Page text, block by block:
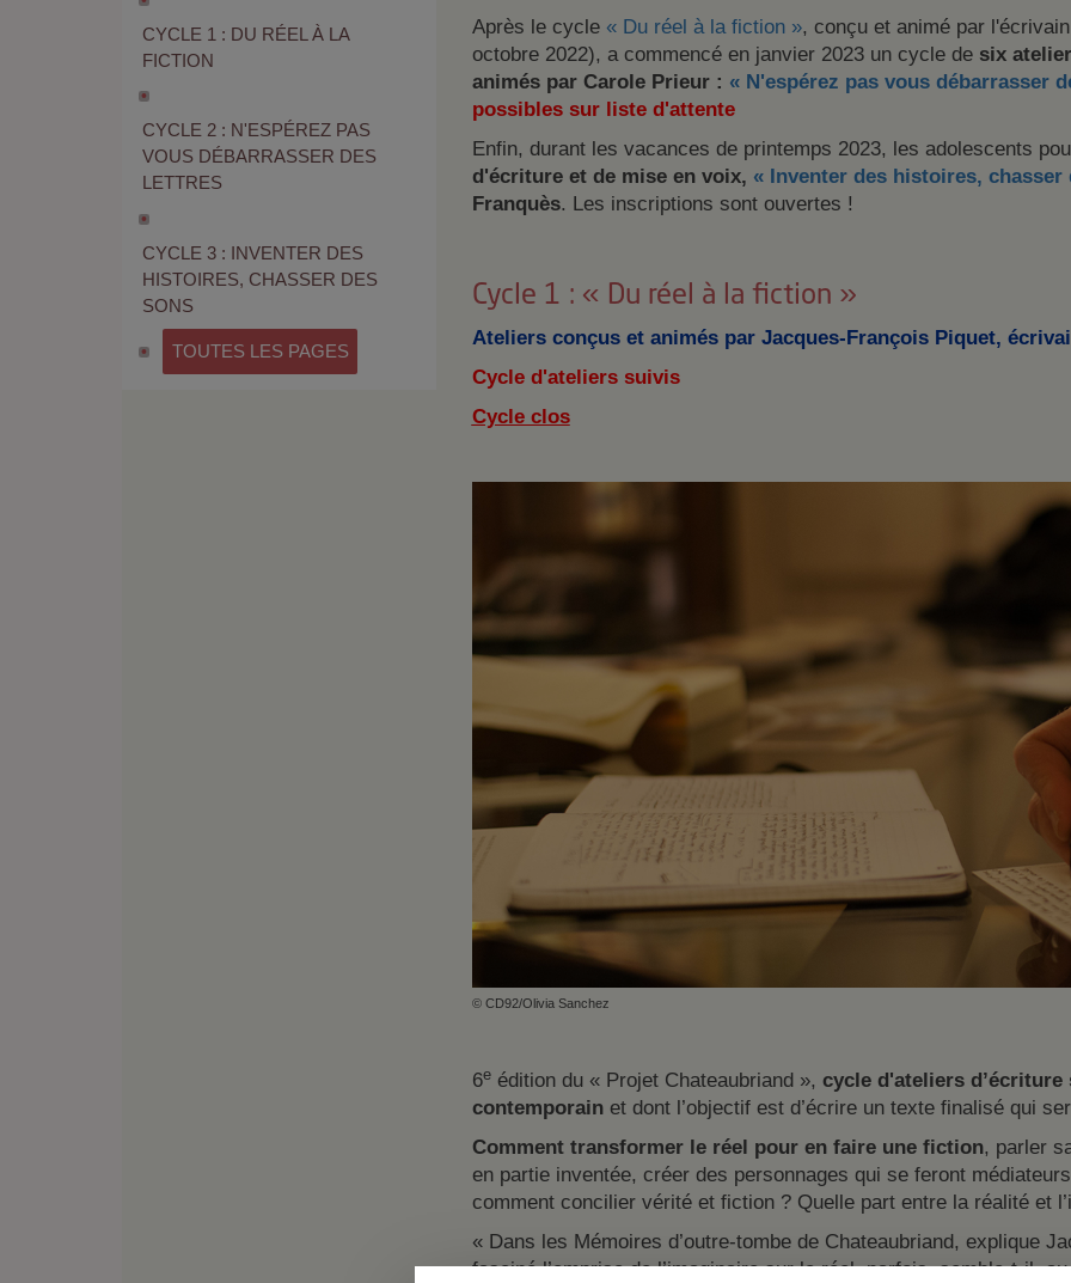
CYCLE 1 : DU RÉEL À LA
FICTION
CYCLE 2 : N'ESPÉREZ PAS
VOUS DÉBARRASSER DES
LETTRES
CYCLE 3 : INVENTER DES
HISTOIRES, CHASSER DES
SONS
TOUTES LES PAGES
Après le cycle « Du réel à la fiction », conçu et animé par
octobre 2022), a commencé en janvier 2023 un cycle de six
animés par Carole Prieur : « N'espérez pas vous débarrasser
possibles sur liste d'attente
Enfin, durant les vacances de printemps 2023, les adolescents
d'écriture et de mise en voix, « Inventer des histoires, chasser
Franquès. Les inscriptions sont ouvertes !
Cycle 1 : « Du réel à la fiction »
Ateliers conçus et animés par Jacques-François Piquet,
Cycle d'ateliers suivis
Cycle clos
© CD92/Olivia Sanchez
6eédition du « Projet Chateaubriand », cycle d'ateliers
contemporainet dont l’objectif est d’écrire un texte finalisé qui
Comment transformer le réel pour en faire une fiction, parler
en partie inventée, créer des personnages qui se feront
comment concilier vérité et fiction ? Quelle part entre la réalité et
« Dans les Mémoires d’outre-tombe de Chateaubriand, explique
fasciné l’emprise de l’imaginaire sur le réel, parfois, semble-t-il,